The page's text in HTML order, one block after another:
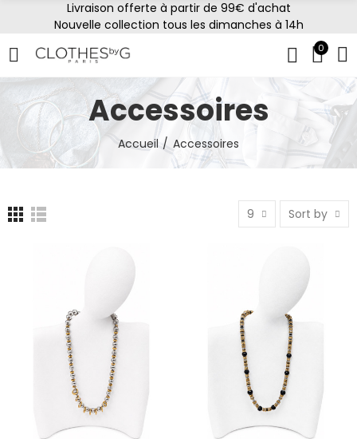
Livraison offerte à partir de 99€ d'achat
Nouvelle collection tous les dimanches à 14h
0
Accessoires
Accueil Accessoires
9 Sort by